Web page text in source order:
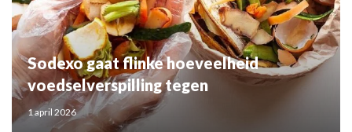
Sodexo gaat flinke hoeveelheid
voedselverspilling tegen
1 april 2026